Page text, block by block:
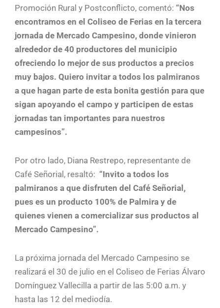
Promoción Rural y Postconflicto, comentó: “Nos
encontramos en el Coliseo de Ferias en la tercera
jornada de Mercado Campesino, donde vinieron
alrededor de 40 productores del municipio
ofreciendo lo mejor de sus productos a precios
muy bajos. Quiero invitar a todos los palmiranos
a que hagan parte de esta bonita gestión para que
sigan apoyando el campo y participen de estas
jornadas tan importantes para nuestros
campesinos”.
Por otro lado, Diana Restrepo, representante de
Café Señorial, resaltó: “Invito a todos los
palmiranos a que disfruten del Café Señorial,
pues es un producto 100% de Palmira y de
quienes vienen a comercializar sus productos al
Mercado Campesino”.
La próxima jornada del Mercado Campesino se
realizará el 30 de julio en el Coliseo de Ferias Álvaro
Domínguez Vallecilla a partir de las 5:00 a.m. y
hasta las 12 del mediodía.